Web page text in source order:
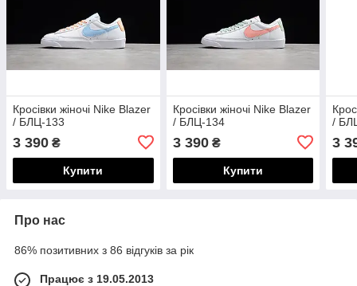
Кросівки жіночі Nike Blazer
/ БЛЦ-133
3 390 ₴
Купити
Кросівки жіночі Nike Blazer
/ БЛЦ-134
3 390₴
Купити
/
3
Про нас
86% позитивних з 86 відгуків за рік
Працює з 19.05.2013